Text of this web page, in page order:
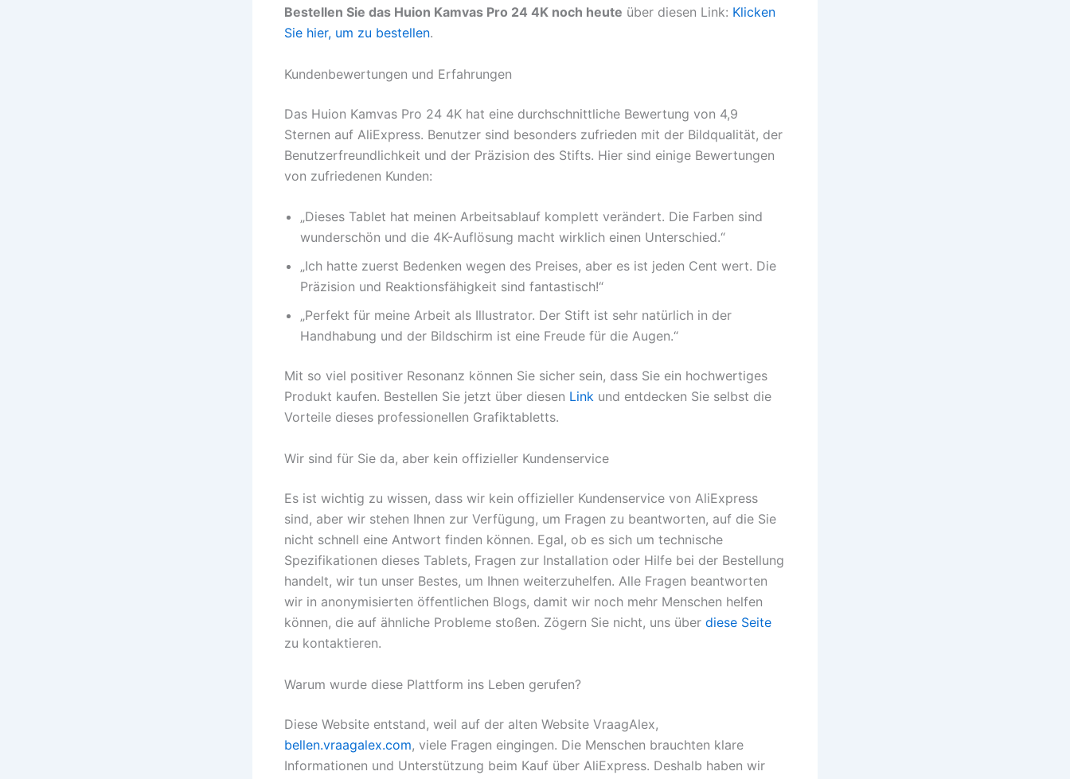
Bestellen Sie das Huion Kamvas Pro 24 4K noch heute über diesen Link: Klicken
Sie hier, um zu bestellen.
Kundenbewertungen und Erfahrungen
Das Huion Kamvas Pro 24 4K hat eine durchschnittliche Bewertung von 4,9
Sternen auf AliExpress. Benutzer sind besonders zufrieden mit der Bildqualität, der
Benutzerfreundlichkeit und der Präzision des Stifts. Hier sind einige Bewertungen
von zufriedenen Kunden:
„Dieses Tablet hat meinen Arbeitsablauf komplett verändert. Die Farben sind
wunderschön und die 4K-Auflösung macht wirklich einen Unterschied.“
„Ich hatte zuerst Bedenken wegen des Preises, aber es ist jeden Cent wert. Die
Präzision und Reaktionsfähigkeit sind fantastisch!“
„Perfekt für meine Arbeit als Illustrator. Der Stift ist sehr natürlich in der
Handhabung und der Bildschirm ist eine Freude für die Augen.“
Mit so viel positiver Resonanz können Sie sicher sein, dass Sie ein hochwertiges
Produkt kaufen. Bestellen Sie jetzt über diesen Link und entdecken Sie selbst die
Vorteile dieses professionellen Grafiktabletts.
Wir sind für Sie da, aber kein offizieller Kundenservice
Es ist wichtig zu wissen, dass wir kein offizieller Kundenservice von AliExpress
sind, aber wir stehen Ihnen zur Verfügung, um Fragen zu beantworten, auf die Sie
nicht schnell eine Antwort finden können. Egal, ob es sich um technische
Spezifikationen dieses Tablets, Fragen zur Installation oder Hilfe bei der Bestellung
handelt, wir tun unser Bestes, um Ihnen weiterzuhelfen. Alle Fragen beantworten
wir in anonymisierten öffentlichen Blogs, damit wir noch mehr Menschen helfen
können, die auf ähnliche Probleme stoßen. Zögern Sie nicht, uns über diese Seite
zu kontaktieren.
Warum wurde diese Plattform ins Leben gerufen?
Diese Website entstand, weil auf der alten Website VraagAlex,
bellen.vraagalex.com, viele Fragen eingingen. Die Menschen brauchten klare
Informationen und Unterstützung beim Kauf über AliExpress. Deshalb haben wir